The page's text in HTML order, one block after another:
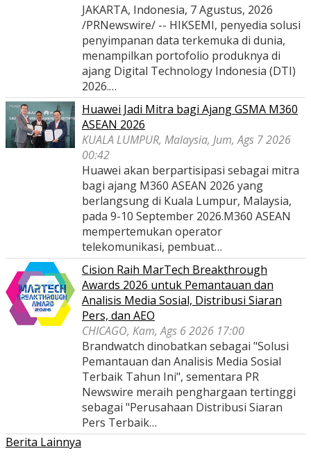
JAKARTA, Indonesia, 7 Agustus, 2026
/PRNewswire/ -- HIKSEMI, penyedia solusi
penyimpanan data terkemuka di dunia,
menampilkan portofolio produknya di
ajang Digital Technology Indonesia (DTI)
2026.…
Huawei Jadi Mitra bagi Ajang GSMA M360
ASEAN 2026
KUALA LUMPUR, Malaysia, Jum, Ags 7 2026
00:42
Huawei akan berpartisipasi sebagai mitra
bagi ajang M360 ASEAN 2026 yang
berlangsung di Kuala Lumpur, Malaysia,
pada 9-10 September 2026.M360 ASEAN
mempertemukan operator
telekomunikasi, pembuat…
Cision Raih MarTech Breakthrough
Awards 2026 untuk Pemantauan dan
Analisis Media Sosial, Distribusi Siaran
Pers, dan AEO
CHICAGO, Kam, Ags 6 2026 17:00
Brandwatch dinobatkan sebagai "Solusi
Pemantauan dan Analisis Media Sosial
Terbaik Tahun Ini", sementara PR
Newswire meraih penghargaan tertinggi
sebagai "Perusahaan Distribusi Siaran
Pers Terbaik…
Berita Lainnya